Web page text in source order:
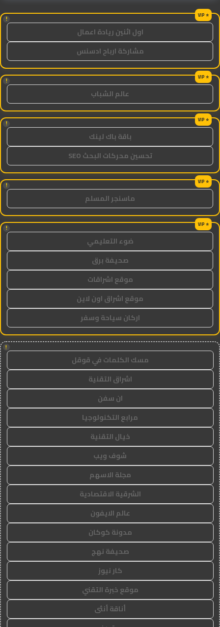
!
اول اثنين ريادة اعمال
مشاركة ارباح ادسنس
!
عالم الشباب
!
باقة باك لينك
تحسين محركات البحث SEO
!
ماسنجر المسلم
!
ضوء التعليمي
صحيفة برق
موقع اشراقات
موقع اشراق اون لاين
اركان سياحة وسفر
!
مسك الكلمات في قوقل
اشراق التقنية
ان سفن
مرابع التكنولوجيا
خيال التقنية
شوف ويب
مجلة الاسهم
الشرقية الاقتصادية
عالم الايفون
مدونة كوكان
صحيفة نهج
كار نيوز
موقع خبرة التقني
أناقة أنثى